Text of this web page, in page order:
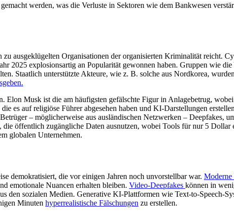
werden, was die Verluste in Sektoren wie dem Bankwesen
ausgeklügelten Organisationen der organisierten Kriminalität reicht.
2025 explosionsartig an Popularität gewonnen haben. Gruppen wie
Staatlich unterstützte Akteure, wie z. B. solche aus Nordkorea,
Musk ist die am häufigsten gefälschte Figur in Anlagebetrug,
es auf religiöse Führer abgesehen haben und KI-Darstellungen
– möglicherweise aus ausländischen Netzwerken – Deepfakes,
öffentlich zugängliche Daten ausnutzen, wobei Tools für nur 5 Dollar
globalen Unternehmen.
demokratisiert, die vor einigen Jahren noch unvorstellbar war. Moderne
emotionale Nuancen erhalten bleiben. Video-Deepfakes können in
den sozialen Medien. Generative KI-Plattformen wie Text-to-Speech-
Minuten hyperrealistische Fälschungen zu erstellen.